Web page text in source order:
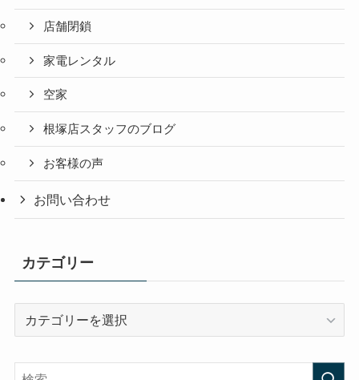
店舗閉鎖
家電レンタル
空家
根塚店スタッフのブログ
お客様の声
お問い合わせ
カテゴリー
リ